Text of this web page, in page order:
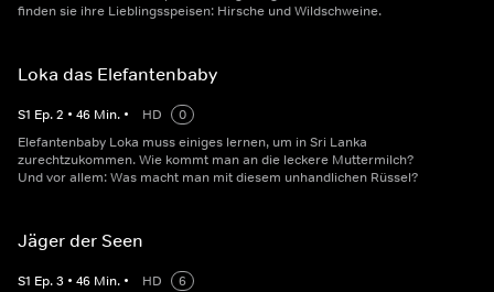
finden sie ihre Lieblingsspeisen: Hirsche und Wildschweine.
Loka das Elefantenbaby
S1 Ep.2 • 46 Min. • HD
0
Elefantenbaby Loka muss einiges lernen, um in Sri Lanka
zurechtzukommen. Wie kommt man an die leckere Muttermilch?
Und vor allem: Was macht man mit diesem unhandlichen Rüssel?
Jäger der Seen
S1 Ep.3 • 46 Min. • HD
6